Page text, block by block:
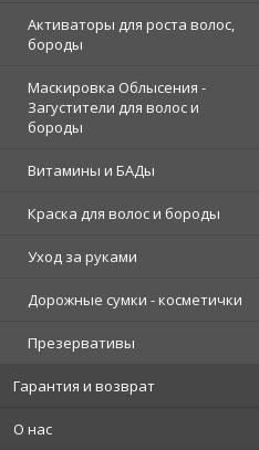
Активаторы для роста волос,
бороды
Маскировка Облысения -
Загустители для волос и
бороды
Витамины и БАДы
Краска для волос и бороды
Уход за руками
Дорожные сумки - косметички
Презервативы
Гарантия и возврат
О нас